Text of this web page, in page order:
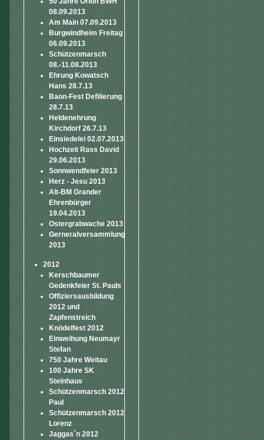
08.09.2013
Am Main 07.09.2013
Burgwindheim Freitag
06.09.2013
Schützenmarsch
08.-11.08.2013
Ehrung Kowatsch
Hans 28.7.13
Baon-Fest Defilierung
28.7.13
Heldenehrung
Kirchdorf 26.7.13
Einsiedelei 02.07.2013
Hochzeit Rass David
29.06.2013
Sonnwendfeier 2013
Herz - Jesu 2013
Alt-BM Grander
Ehrenbürger
19.04.2013
Ostergrabwache 2013
Gerneralversammlung
2013
2012
Kerschbaumer
Gedenkfeier St. Pauls
Offiziersausbildung
2012 und
Zapfenstreich
Knödelfest 2012
Einweihung Neumayr
Stefan
750 Jahre Weitau
100 Jahre SK
Steinhaus
Schützenmarsch 2012
Paul
Schützenmarsch 2012
Lorenz
Jaggas`n 2012